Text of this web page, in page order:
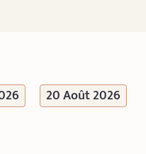
20 Août 2026